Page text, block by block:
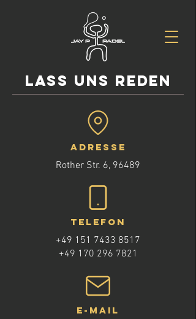
Lass uns reden
ADRESSE
Rother Str. 6, 96489
Telefon
+49 151 7433 8517
+49 170 296 7821
E-mail